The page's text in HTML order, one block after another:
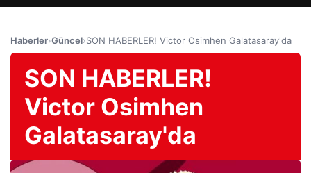
Haberler›Güncel›SON HABERLER! Victor Osimhen Galatasaray'da
SON HABERLER!
Victor Osimhen
Galatasaray'da